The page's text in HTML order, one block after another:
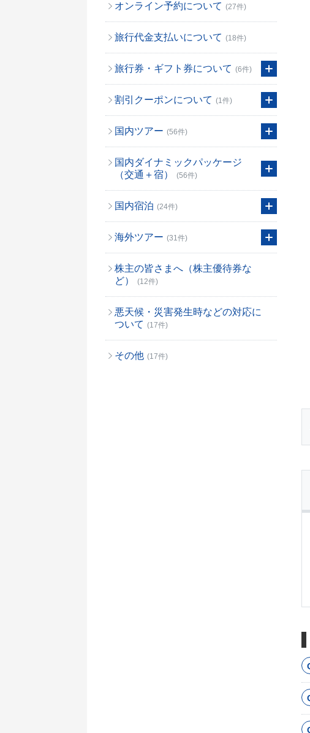
オンライン予約について (27件)
旅行代金支払いについて (18件)
旅行券・ギフト券について (6件)
割引クーポンについて (1件)
国内ツアー (56件)
国内ダイナミックパッケージ
（交通＋宿）
(56件)
国内宿泊 (24件)
海外ツアー (31件)
株主の皆さまへ（株主優待券な
ど）
(12件)
悪天候・災害発生時などの対応に
ついて (17件)
その他 (17件)